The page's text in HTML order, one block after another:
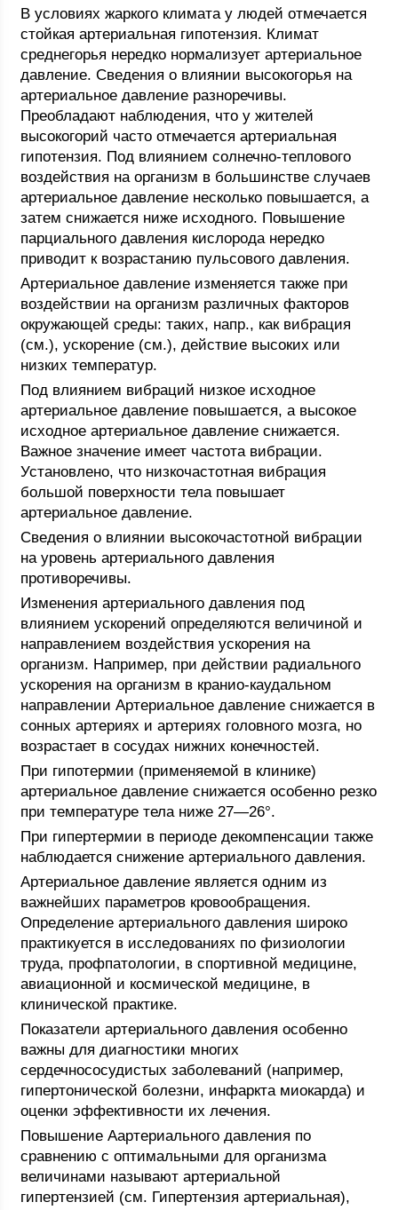
В условиях жаркого климата у людей отмечается
стойкая артериальная гипотензия. Климат
среднегорья нередко нормализует артериальное
давление. Сведения о влиянии высокогорья на
артериальное давление разноречивы.
Преобладают наблюдения, что у жителей
высокогорий часто отмечается артериальная
гипотензия. Под влиянием солнечно-теплового
воздействия на организм в большинстве случаев
артериальное давление несколько повышается, а
затем снижается ниже исходного. Повышение
парциального давления кислорода нередко
приводит к возрастанию пульсового давления.
Артериальное давление изменяется также при
воздействии на организм различных факторов
окружающей среды: таких, напр., как вибрация
(см.), ускорение (см.), действие высоких или
низких температур.
Под влиянием вибраций низкое исходное
артериальное давление повышается, а высокое
исходное артериальное давление снижается.
Важное значение имеет частота вибрации.
Установлено, что низкочастотная вибрация
большой поверхности тела повышает
артериальное давление.
Сведения о влиянии высокочастотной вибрации
на уровень артериального давления
противоречивы.
Изменения артериального давления под
влиянием ускорений определяются величиной и
направлением воздействия ускорения на
организм. Например, при действии радиального
ускорения на организм в кранио-каудальном
направлении Артериальное давление снижается в
сонных артериях и артериях головного мозга, но
возрастает в сосудах нижних конечностей.
При гипотермии (применяемой в клинике)
артериальное давление снижается особенно резко
при температуре тела ниже 27—26°.
При гипертермии в периоде декомпенсации также
наблюдается снижение артериального давления.
Артериальное давление является одним из
важнейших параметров кровообращения.
Определение артериального давления широко
практикуется в исследованиях по физиологии
труда, профпатологии, в спортивной медицине,
авиационной и космической медицине, в
клинической практике.
Показатели артериального давления особенно
важны для диагностики многих
сердечнососудистых заболеваний (например,
гипертонической болезни, инфаркта миокарда) и
оценки эффективности их лечения.
Повышение Аартериального давления по
сравнению с оптимальными для организма
величинами называют артериальной
гипертензией (см. Гипертензия артериальная),